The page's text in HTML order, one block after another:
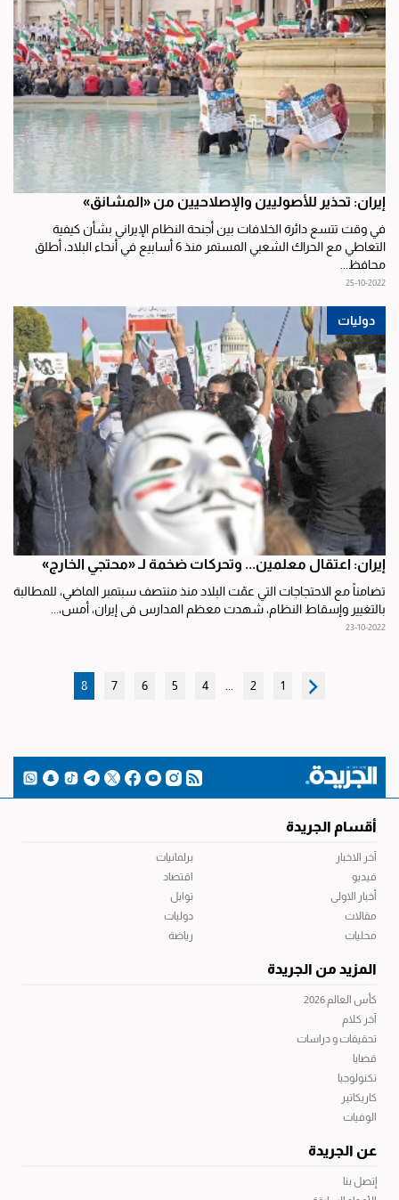
إيران: تحذير للأصوليين والإصلاحيين من «المشانق»
في وقت تتسع دائرة الخلافات بين أجنحة النظام الإيراني بشأن كيفية
التعاطي مع الحراك الشعبي المستمر منذ 6 أسابيع في أنحاء البلاد، أطلق
محافظ...
25-10-2022
دوليات
إيران: اعتقال معلمين... وتحركات ضخمة لـ «محتجي الخارج»
تضامناً مع الاحتجاجات التي عمّت البلاد منذ منتصف سبتمبر الماضي، للمطالبة
بالتغيير وإسقاط النظام، شهدت معظم المدارس في إيران، أمس،...
23-10-2022
1
2
...
4
5
6
7
8
أقسام الجريدة
آخر الاخبار
فيديو
أخبار الاولى
مقالات
محليات
برلمانيات
اقتصاد
توابل
دوليات
رياضة
المزيد من الجريدة
كأس العالم 2026
آخر كلام
تحقيقات و دراسات
قضايا
تكنولوجيا
كاريكاتير
الوفيات
عن الجريدة
إتصل بنا